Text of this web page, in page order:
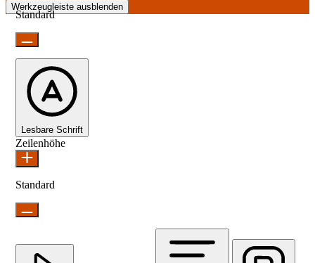
Werkzeugleiste ausblenden
Standard
Lesbare Schrift
Zeilenhöhe
Standard